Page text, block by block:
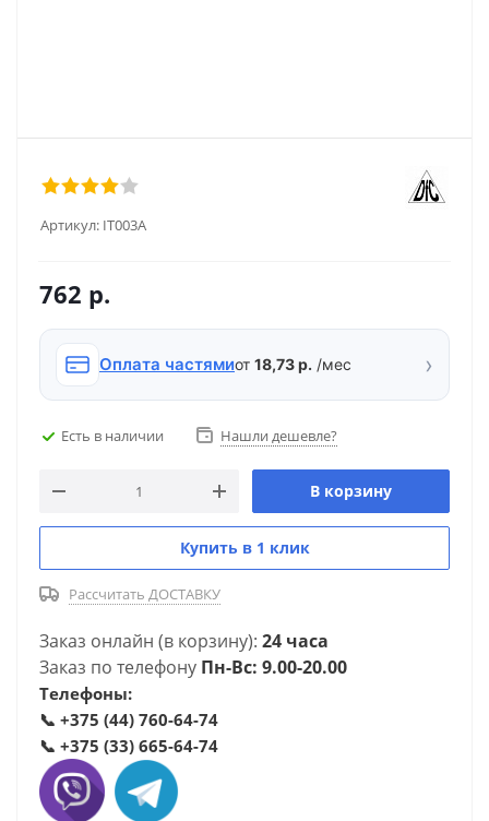
Артикул: IT003A
762 р.
Оплата частямиот 18,73 р. /мес ›
Есть в наличии Нашли дешевле?
В корзину
Купить в 1 клик
Рассчитать ДОСТАВКУ
Заказ онлайн (в корзину): 24 часа
Заказ по телефону Пн-Вс: 9.00-20.00
Телефоны:
📞 +375 (44) 760-64-74
📞 +375 (33) 665-64-74